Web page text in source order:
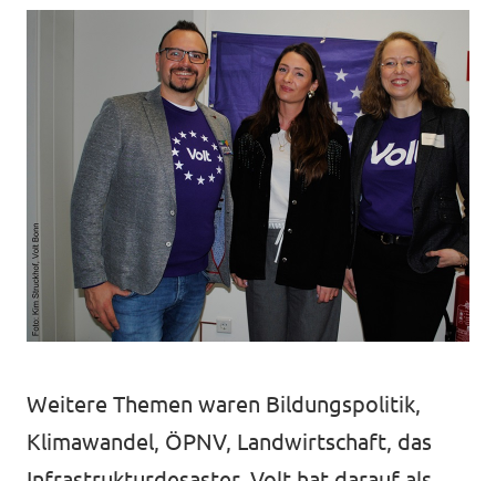
Weitere Themen waren Bildungspolitik,
Klimawandel, ÖPNV, Landwirtschaft, das